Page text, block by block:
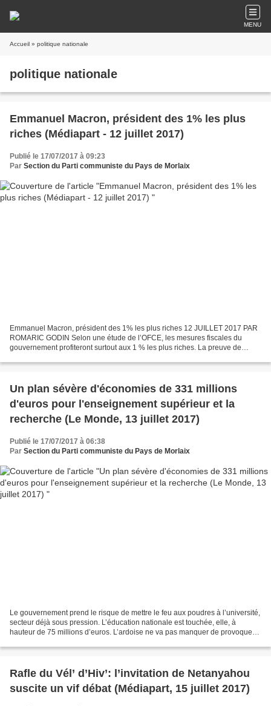
MENU
Accueil » politique nationale
politique nationale
Emmanuel Macron, président des 1% les plus
riches (Médiapart - 12 juillet 2017)
Publié le 17/07/2017 à 09:23
Par Section du Parti communiste du Pays de Morlaix
Emmanuel Macron, président des 1% les plus riches 12 JUILLET 2017 PAR
ROMARIC GODIN Selon une étude de l’OFCE, les mesures fiscales du
gouvernement profiteront surtout aux 1 % les plus riches. La preuve de
Un plan sévère d'économies de 331 millions
d'euros pour l'enseignement supérieur et la
recherche (Le Monde, 13 juillet 2017)
Publié le 17/07/2017 à 06:38
Par Section du Parti communiste du Pays de Morlaix
Le gouvernement prend le risque de mettre le feu aux poudres à l’université,
secteur déjà sous pression. L’éducation nationale est touchée, elle, à
hauteur de 75 millions d’euros. L’ardoise ne va pas manquer de provoquer
Rafle du Vél’ d’Hiv’: l’invitation de Netanyahou
suscite un vif débat (Médiapart, 15 juillet 2017)